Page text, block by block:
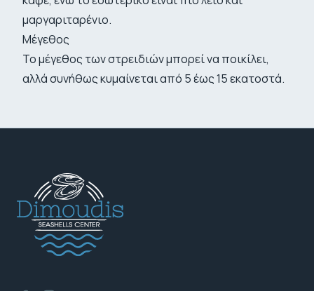
μαργαριταρένιο.
Μέγεθος
Το μέγεθος των στρειδιών μπορεί να ποικίλει,
αλλά συνήθως κυμαίνεται από 5 έως 15 εκατοστά.